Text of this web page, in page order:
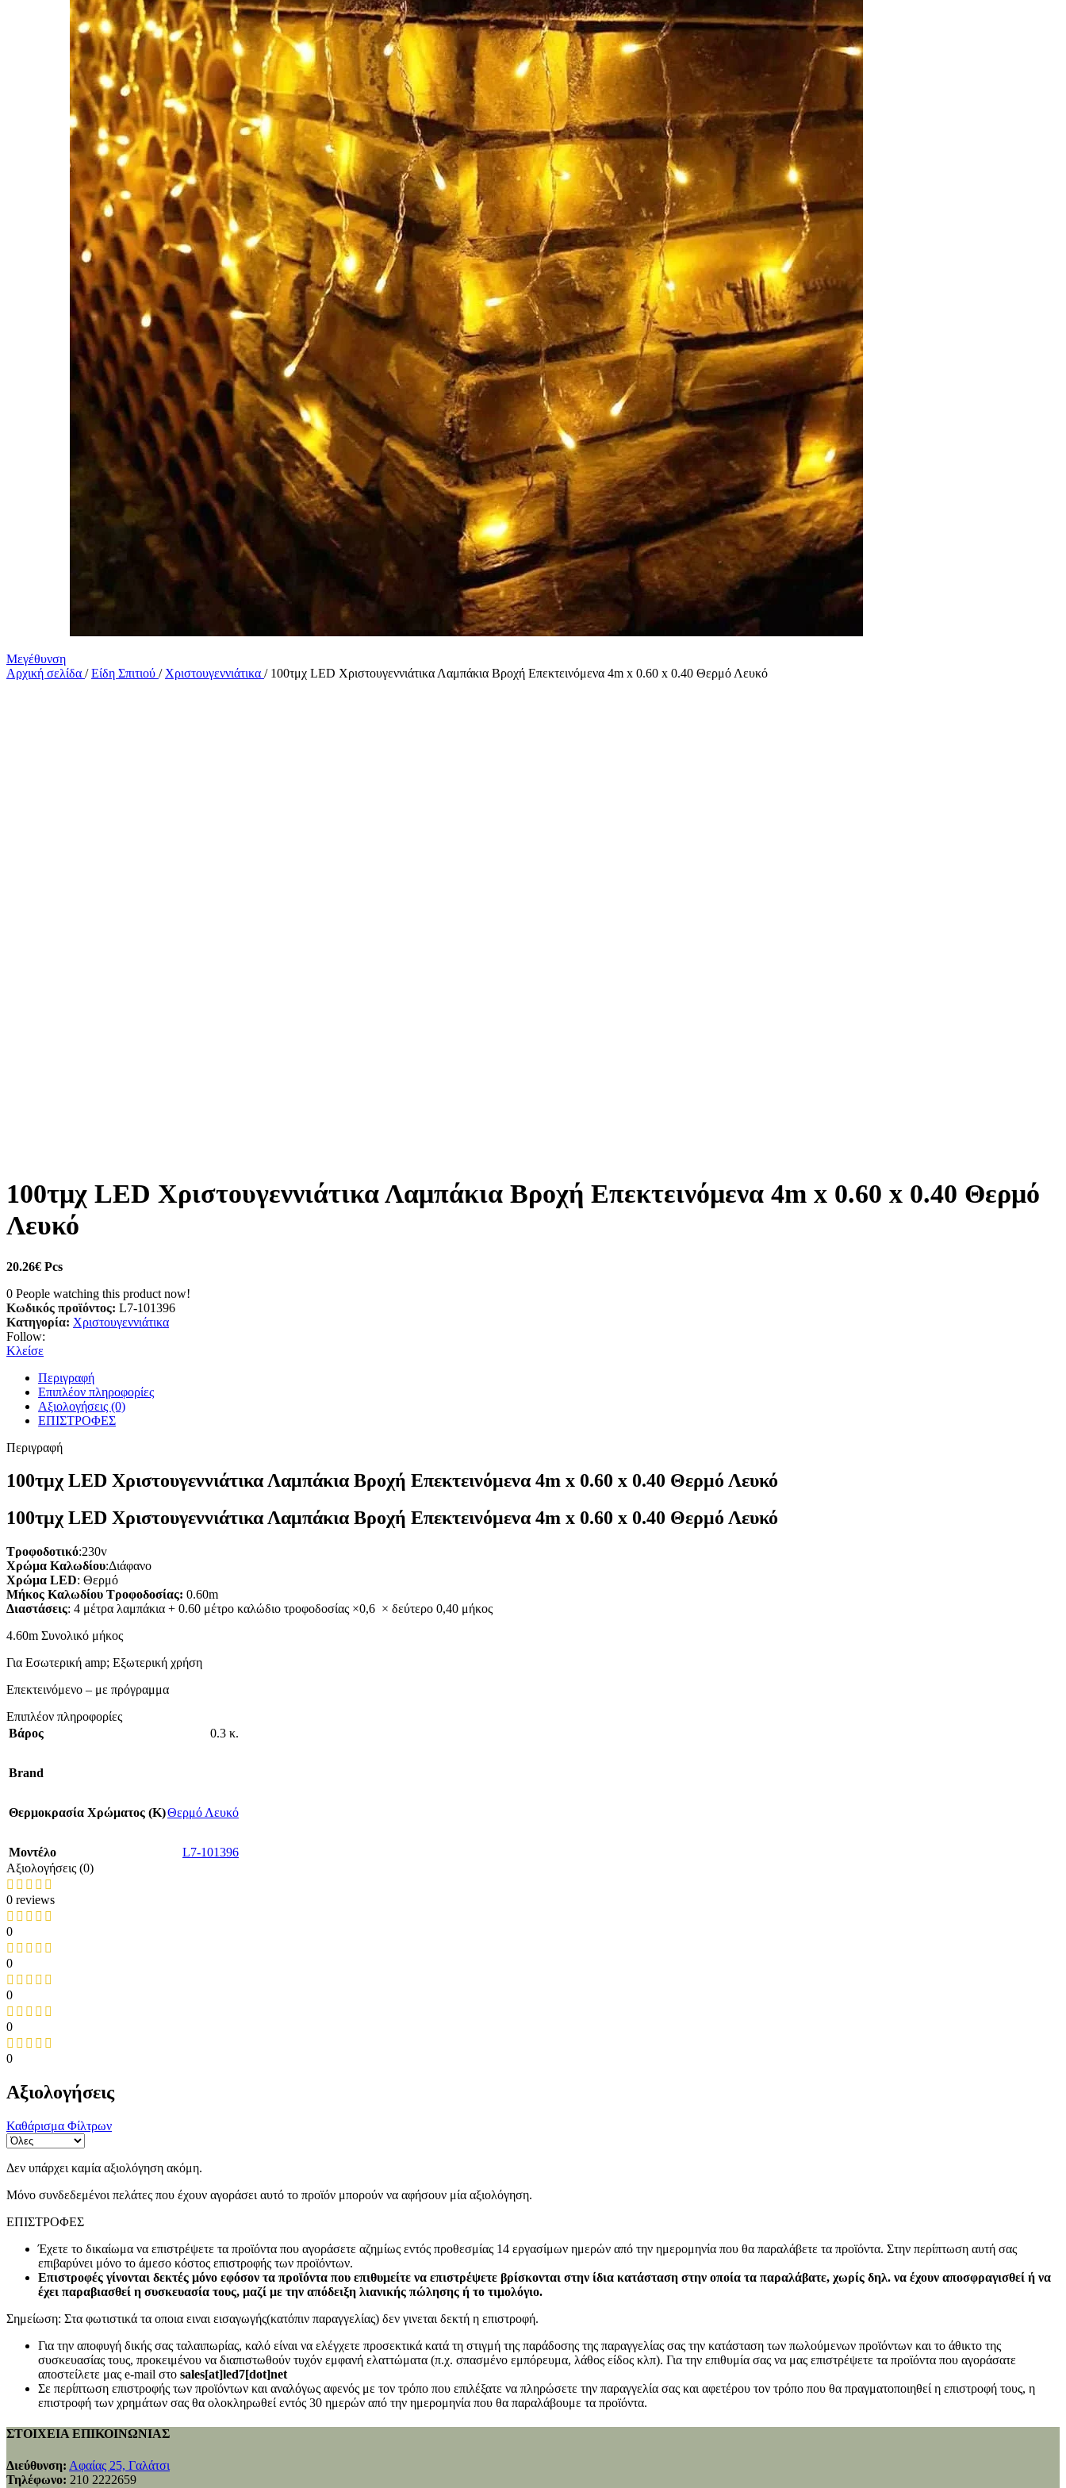
Μεγέθυνση
Αρχική σελίδα / Είδη Σπιτιού / Χριστουγεννιάτικα / 100τμχ LED Χριστουγεννιάτικα Λαμπάκια Βροχή Επεκτεινόμενα 4m x 0.60 x 0.40 Θερμό Λευκό
100τμχ LED Χριστουγεννιάτικα Λαμπάκια Βροχή Επεκτεινόμενα 4m x 0.60 x 0.40 Θερμό
Λευκό
20.26€ Pcs
0 People watching this product now!
Κωδικός προϊόντος: L7-101396
Κατηγορία: Χριστουγεννιάτικα
Follow:
Κλείσε
Περιγραφή
Επιπλέον πληροφορίες
Αξιολογήσεις (0)
ΕΠΙΣΤΡΟΦΕΣ
Περιγραφή
100τμχ LED Χριστουγεννιάτικα Λαμπάκια Βροχή Επεκτεινόμενα 4m x 0.60 x 0.40 Θερμό Λευκό
100τμχ LED Χριστουγεννιάτικα Λαμπάκια Βροχή Επεκτεινόμενα 4m x 0.60 x 0.40 Θερμό Λευκό
Τροφοδοτικό:230v
Χρώμα Καλωδίου:Διάφανο
Χρώμα LED: Θερμό
Μήκος Καλωδίου Τροφοδοσίας: 0.60m
Διαστάσεις: 4 μέτρα λαμπάκια + 0.60 μέτρο καλώδιο τροφοδοσίας ×0,6 × δεύτερο 0,40 μήκος
4.60m Συνολικό μήκος
Για Εσωτερική amp; Εξωτερική χρήση
Επεκτεινόμενο – με πρόγραμμα
Επιπλέον πληροφορίες
Βάρος
0.3 κ.
Brand
Θερμοκρασία Χρώματος (Κ)Θερμό Λευκό
Mοντέλο
L7-101396
Αξιολογήσεις (0)
0 reviews
0
0
0
0
0
Αξιολογήσεις
Καθάρισμα Φίλτρων
Δεν υπάρχει καμία αξιολόγηση ακόμη.
Μόνο συνδεδεμένοι πελάτες που έχουν αγοράσει αυτό το προϊόν μπορούν να αφήσουν μία αξιολόγηση.
ΕΠΙΣΤΡΟΦΕΣ
Έχετε το δικαίωμα να επιστρέψετε τα προϊόντα που αγοράσετε αζημίως εντός προθεσμίας 14 εργασίμων ημερών από την ημερομηνία που θα παραλάβετε τα προϊόντα. Στην περίπτωση αυτή σας
επιβαρύνει μόνο το άμεσο κόστος επιστροφής των προϊόντων.
Επιστροφές γίνονται δεκτές μόνο εφόσον τα προϊόντα που επιθυμείτε να επιστρέψετε βρίσκονται στην ίδια κατάσταση στην οποία τα παραλάβατε, χωρίς δηλ. να έχουν αποσφραγισθεί ή να
έχει παραβιασθεί η συσκευασία τους, μαζί με την απόδειξη λιανικής πώλησης ή το τιμολόγιο.
Σημείωση: Στα φωτιστικά τα οποια ειναι εισαγωγής(κατόπιν παραγγελίας) δεν γινεται δεκτή η επιστροφή.
Για την αποφυγή δικής σας ταλαιπωρίας, καλό είναι να ελέγχετε προσεκτικά κατά τη στιγμή της παράδοσης της παραγγελίας σας την κατάσταση των πωλούμενων προϊόντων και το άθικτο της
συσκευασίας τους, προκειμένου να διαπιστωθούν τυχόν εμφανή ελαττώματα (π.χ. σπασμένο εμπόρευμα, λάθος είδος κλπ). Για την επιθυμία σας να μας επιστρέψετε τα προϊόντα που αγοράσατε
αποστείλετε μας e-mail στο sales[at]led7[dot]net
Σε περίπτωση επιστροφής των προϊόντων και αναλόγως αφενός με τον τρόπο που επιλέξατε να πληρώσετε την παραγγελία σας και αφετέρου τον τρόπο που θα πραγματοποιηθεί η επιστροφή τους, η
επιστροφή των χρημάτων σας θα ολοκληρωθεί εντός 30 ημερών από την ημερομηνία που θα παραλάβουμε τα προϊόντα.
ΣΤΟΙΧΕΙΑ ΕΠΙΚΟΙΝΩΝΙΑΣ
Διεύθυνση: Αφαίας 25, Γαλάτσι
Τηλέφωνο: 210 2222659